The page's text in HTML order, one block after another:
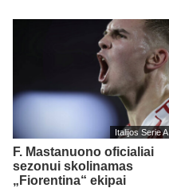
Italijos Serie A
F. Mastanuono oficialiai
sezonui skolinamas
„Fiorentina“ ekipai